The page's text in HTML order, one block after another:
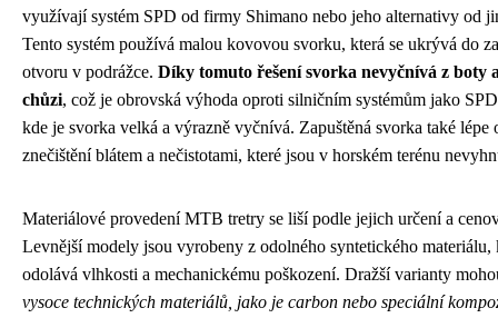
využívají systém SPD od firmy Shimano nebo jeho alternativy od
Tento systém používá malou kovovou svorku, která se ukrývá do
otvoru v podrážce. Díky tomuto řešení svorka nevyčnívá z boty
chůzi, což je obrovská výhoda oproti silničním systémům jako
kde je svorka velká a výrazně vyčnívá. Zapuštěná svorka také lépe
znečištění blátem a nečistotami, které jsou v horském terénu
Materiálové provedení MTB tretry se liší podle jejich určení a
Levnější modely jsou vyrobeny z odolného syntetického materiálu,
odolává vlhkosti a mechanickému poškození. Dražší varianty
vysoce technických materiálů, jako je carbon nebo speciální